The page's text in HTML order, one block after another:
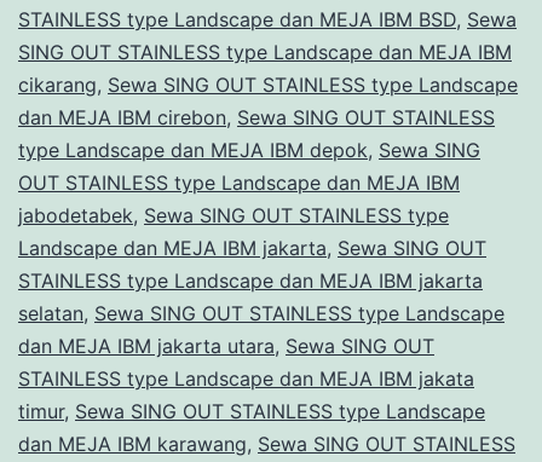
STAINLESS type Landscape dan MEJA IBM BSD, Sewa
SING OUT STAINLESS type Landscape dan MEJA IBM
cikarang, Sewa SING OUT STAINLESS type Landscape
dan MEJA IBM cirebon, Sewa SING OUT STAINLESS
type Landscape dan MEJA IBM depok, Sewa SING
OUT STAINLESS type Landscape dan MEJA IBM
jabodetabek, Sewa SING OUT STAINLESS type
Landscape dan MEJA IBM jakarta, Sewa SING OUT
STAINLESS type Landscape dan MEJA IBM jakarta
selatan, Sewa SING OUT STAINLESS type Landscape
dan MEJA IBM jakarta utara, Sewa SING OUT
STAINLESS type Landscape dan MEJA IBM jakata
timur, Sewa SING OUT STAINLESS type Landscape
dan MEJA IBM karawang, Sewa SING OUT STAINLESS